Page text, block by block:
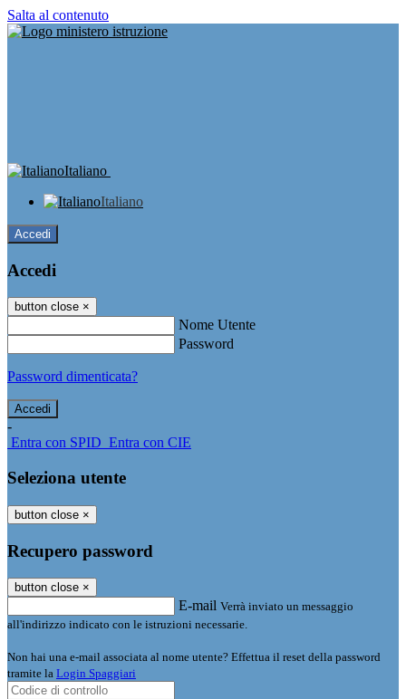
Salta al contenuto
Italiano
Italiano
Accedi
Accedi
button close ×
Nome Utente
Password
Password dimenticata?
-
Entra con SPID Entra con CIE
Seleziona utente
button close ×
Recupero password
button close ×
E-mail Verrà inviato un messaggio
all'indirizzo indicato con le istruzioni necessarie.
Non hai una e-mail associata al nome utente? Effettua il reset della password
tramite la Login Spaggiari